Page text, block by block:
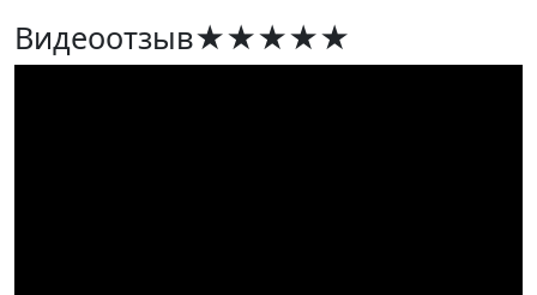
Видеоотзыв★★★★★